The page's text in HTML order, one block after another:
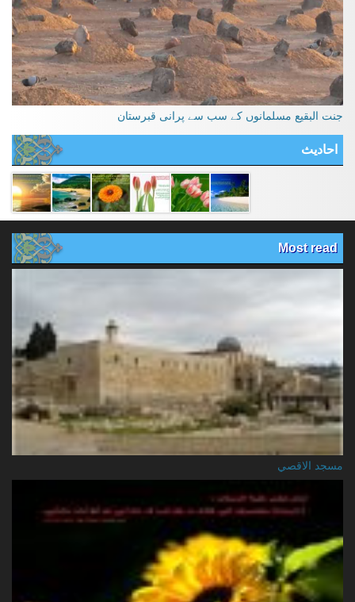
جنت البقیع مسلمانوں کے سب سے پرانی قبرستان
احادیث
Most read
مسجد الاقصي